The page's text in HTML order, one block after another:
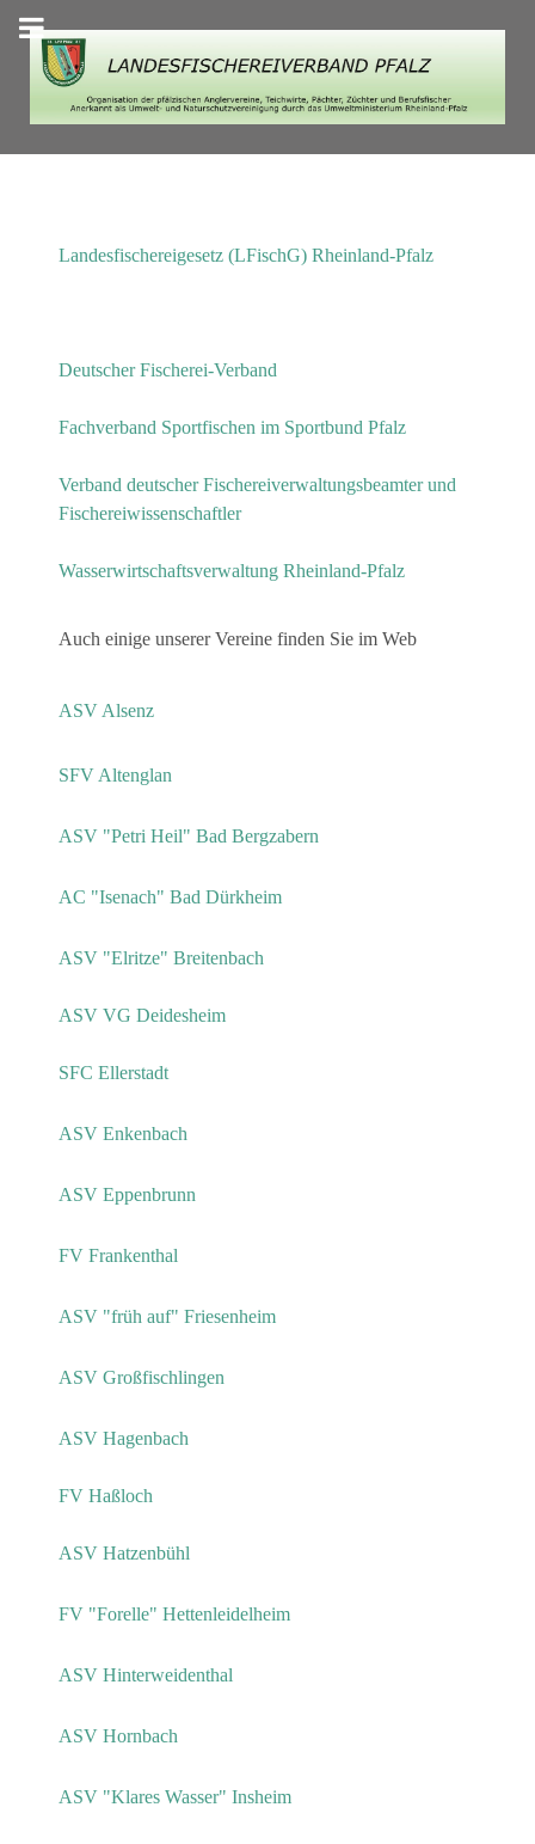
Landesfischereigesetz (LFischG) Rheinland-Pfalz
Deutscher Fischerei-Verband
Fachverband Sportfischen im Sportbund Pfalz
Verband deutscher Fischereiverwaltungsbeamter und
Fischereiwissenschaftler
Wasserwirtschaftsverwaltung Rheinland-Pfalz
Auch einige unserer Vereine finden Sie im Web
ASV Alsenz
SFV Altenglan
ASV "Petri Heil" Bad Bergzabern
AC "Isenach" Bad Dürkheim
ASV "Elritze" Breitenbach
ASV VG Deidesheim
SFC Ellerstadt
ASV Enkenbach
ASV Eppenbrunn
FV Frankenthal
ASV "früh auf" Friesenheim
ASV Großfischlingen
ASV Hagenbach
FV Haßloch
ASV Hatzenbühl
FV "Forelle" Hettenleidelheim
ASV Hinterweidenthal
ASV Hornbach
ASV "Klares Wasser" Insheim